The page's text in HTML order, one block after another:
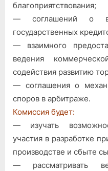
благоприятствования;
— соглашений о
государственных
— взаимного
ведения
содействия развитию
— соглашения о
споров в арбитраже.
Комиссия будет:
— изучать
участия в разработке
производстве и сбыте
— рассматривать